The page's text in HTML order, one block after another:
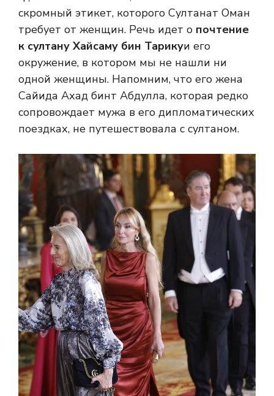
скромный этикет, которого Султанат Оман
требует от женщин. Речь идет о почтение
к султану Хайсаму бин Тарикуи его
окружение, в котором мы не нашли ни
одной женщины. Напомним, что его жена
Сайида Ахад бинт Абдулла, которая редко
сопровождает мужа в его дипломатических
поездках, не путешествовала с султаном.